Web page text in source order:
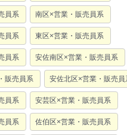
員系 南区×営業・販売員系
員系 東区×営業・販売員系
員系 安佐南区×営業・販売員系
販売員系 安佐北区×営業・販売員
員系 安芸区×営業・販売員系
員系 佐伯区×営業・販売員系